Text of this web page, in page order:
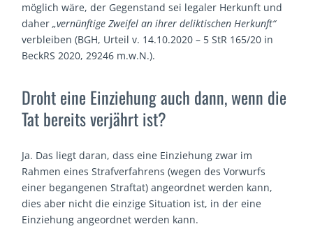
möglich wäre, der Gegenstand sei legaler Herkunft und
daher„vernünftige Zweifel an ihrer deliktischen Herkunft“
verbleiben (BGH, Urteil v. 14.10.2020 – 5 StR 165/20 in
BeckRS 2020, 29246 m.w.N.).
Droht eine Einziehung auch dann, wenn die
Tat bereits verjährt ist?
Ja. Das liegt daran, dass eine Einziehung zwar im
Rahmen eines Strafverfahrens (wegen des Vorwurfs
einer begangenen Straftat) angeordnet werden kann,
dies aber nicht die einzige Situation ist, in der eine
Einziehung angeordnet werden kann.